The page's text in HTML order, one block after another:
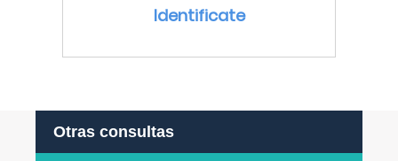
Identificate
Otras consultas